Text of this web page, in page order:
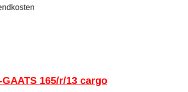
GAATS 165/r/13 cargo